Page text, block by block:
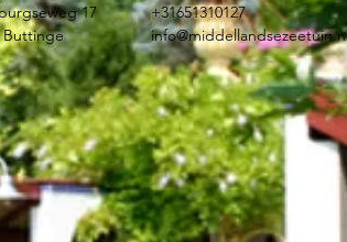
17
Buttinge
+31651310127